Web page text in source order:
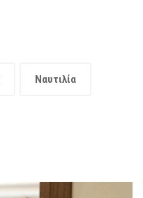
Ναυτιλία